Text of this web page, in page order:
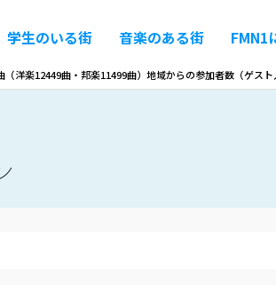
学生のいる街 音楽のある街 FMN1
（洋楽12449曲・邦楽11499曲） 地域からの参加者数（ゲスト